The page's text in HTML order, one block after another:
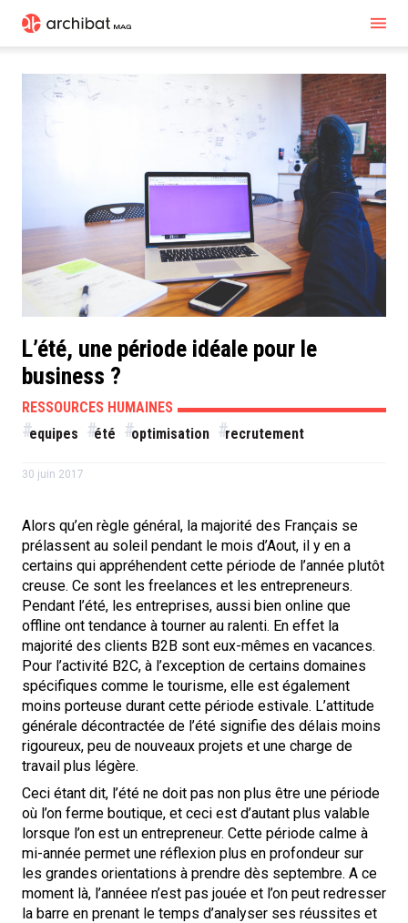
L’été, une période idéale pour le
business ?
RESSOURCES HUMAINES
equipes
été optimisation recrutement
30 juin 2017
Alors qu’en règle général, la majorité des Français se
prélassent au soleil pendant le mois d’Aout, il y en a
certains qui appréhendent cette période de l’année plutôt
creuse. Ce sont les freelances et les entrepreneurs.
Pendant l’été, les entreprises, aussi bien online que
offline ont tendance à tourner au ralenti. En effet la
majorité des clients B2B sont eux-mêmes en vacances.
Pour l’activité B2C, à l’exception de certains domaines
spécifiques comme le tourisme, elle est également
moins porteuse durant cette période estivale. L’attitude
générale décontractée de l’été signifie des délais moins
rigoureux, peu de nouveaux projets et une charge de
travail plus légère.
Ceci étant dit, l’été ne doit pas non plus être une période
où l’on ferme boutique, et ceci est d’autant plus valable
lorsque l’on est un entrepreneur. Cette période calme à
mi-année permet une réflexion plus en profondeur sur
les grandes orientations à prendre dès septembre. A ce
moment là, l’annéee n’est pas jouée et l’on peut redresser
la barre en prenant le temps d’analyser ses réussites et